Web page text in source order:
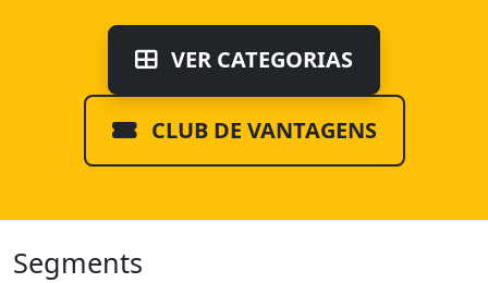
VER CATEGORIAS
CLUB DE VANTAGENS
Segments